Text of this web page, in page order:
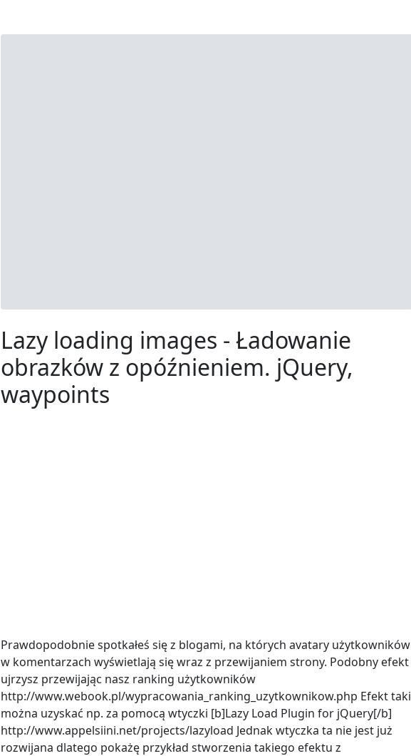
Lazy loading images - Ładowanie
obrazków z opóźnieniem. jQuery,
waypoints
Prawdopodobnie spotkałeś się z blogami, na których avatary użytkowników
w komentarzach wyświetlają się wraz z przewijaniem strony. Podobny efekt
ujrzysz przewijając nasz ranking użytkowników
http://www.webook.pl/wypracowania_ranking_uzytkownikow.php Efekt taki
można uzyskać np. za pomocą wtyczki [b]Lazy Load Plugin for jQuery[/b]
http://www.appelsiini.net/projects/lazyload Jednak wtyczka ta nie jest już
rozwijana dlatego pokażę przykład stworzenia takiego efektu z